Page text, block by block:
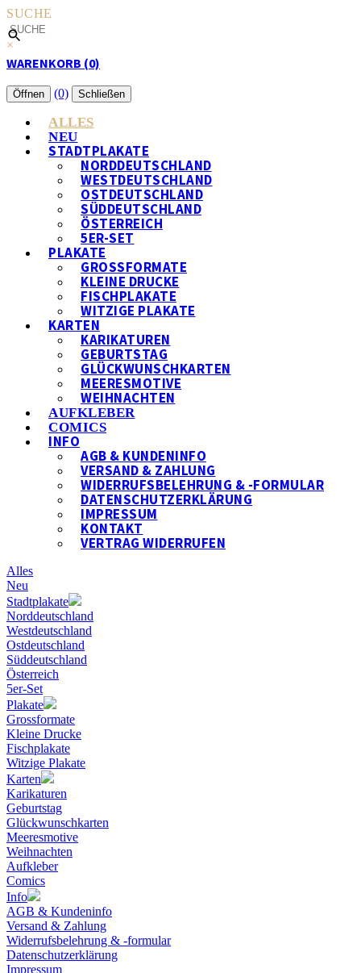
SUCHE
×
WARENKORB (0)
Öffnen (0) Schließen
ALLES
NEU
STADTPLAKATE
NORDDEUTSCHLAND
WESTDEUTSCHLAND
OSTDEUTSCHLAND
SÜDDEUTSCHLAND
ÖSTERREICH
5ER-SET
PLAKATE
GROSSFORMATE
KLEINE DRUCKE
FISCHPLAKATE
WITZIGE PLAKATE
KARTEN
KARIKATUREN
GEBURTSTAG
GLÜCKWUNSCHKARTEN
MEERESMOTIVE
WEIHNACHTEN
AUFKLEBER
COMICS
INFO
AGB & KUNDENINFO
VERSAND & ZAHLUNG
WIDERRUFSBELEHRUNG & -FORMULAR
DATENSCHUTZERKLÄRUNG
IMPRESSUM
KONTAKT
VERTRAG WIDERRUFEN
Alles
Neu
Stadtplakate
Norddeutschland
Westdeutschland
Ostdeutschland
Süddeutschland
Österreich
5er-Set
Plakate
Grossformate
Kleine Drucke
Fischplakate
Witzige Plakate
Karten
Karikaturen
Geburtstag
Glückwunschkarten
Meeresmotive
Weihnachten
Aufkleber
Comics
Info
AGB & Kundeninfo
Versand & Zahlung
Widerrufsbelehrung & -formular
Datenschutzerklärung
Impressum